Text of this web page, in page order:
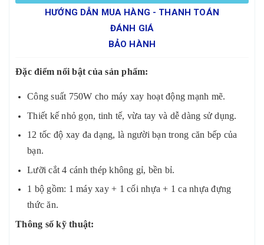
HƯỚNG DẪN MUA HÀNG - THANH TOÁN
ĐÁNH GIÁ
BẢO HÀNH
Đặc điểm nổi bật của sản phẩm:
Công suất 750W cho máy xay hoạt động mạnh mẽ.
Thiết kế nhỏ gọn, tinh tế, vừa tay và dễ dàng sử dụng.
12 tốc độ xay đa dạng, là người bạn trong căn bếp của
bạn.
Lưỡi cắt 4 cánh thép không gỉ, bền bỉ.
1 bộ gồm: 1 máy xay + 1 cối nhựa + 1 ca nhựa đựng
thức ăn.
Thông số kỹ thuật: